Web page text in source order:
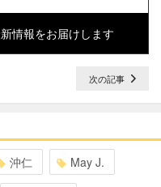
情報をお届けします
次の記事
沖仁 May J.